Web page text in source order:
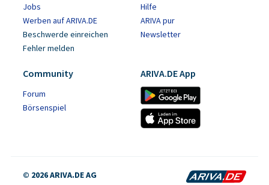
Jobs
Werben auf ARIVA.DE
Beschwerde einreichen
Fehler melden
Hilfe
ARIVA pur
Newsletter
Community
Forum
Börsenspiel
ARIVA.DE App
© 2026 ARIVA.DE AG